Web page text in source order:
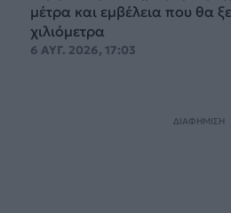
μέτρα και εμβέλεια που θα
χιλιόμετρα
6 ΑΥΓ. 2026, 17:03
ΔΙΑΦΗΜΙΣΗ